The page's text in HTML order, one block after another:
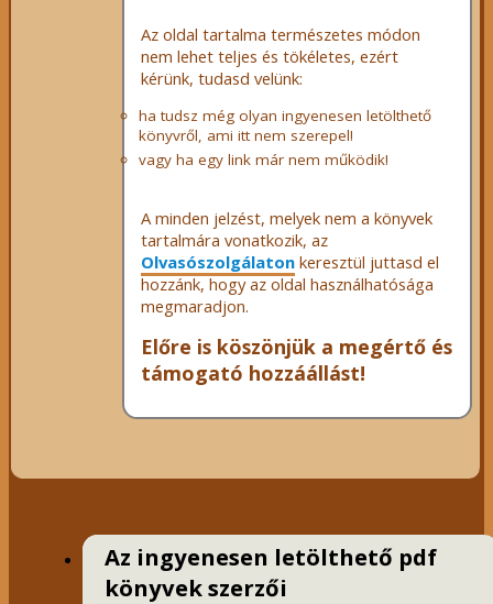
Az oldal tartalma természetes módon
nem lehet teljes és tökéletes, ezért
kérünk, tudasd velünk:
ha tudsz még olyan ingyenesen letölthető
könyvről, ami itt nem szerepel!
vagy ha egy link már nem működik!
A minden jelzést, melyek nem a könyvek
tartalmára vonatkozik, az
Olvasószolgálatonkeresztül juttasd el
hozzánk, hogy az oldal használhatósága
megmaradjon.
Előre is köszönjük a megértő és
támogató hozzáállást!
Az ingyenesen letölthető pdf
könyvek szerzői